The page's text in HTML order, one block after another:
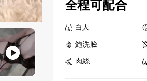
全程可配合
白人
鮑洗臉
肉絲